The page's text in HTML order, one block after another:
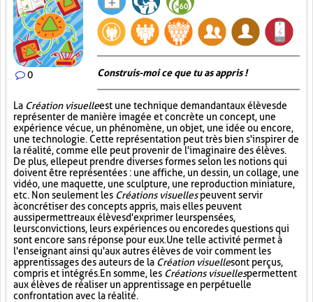
0 Construis-moi ce que tu as appris !
La Création visuelleest une technique demandant aux élèves de
représenter de manière imagée et concrète un concept, une
expérience vécue, un phénomène, un objet, une idée ou encore,
une technologie. Cette représentation peut très bien s'inspirer de
la réalité, comme elle peut provenir de l'imaginaire des élèves.
De plus, elle peut prendre diverses formes selon les notions qui
doivent être représentées : une affiche, un dessin, un collage, une
vidéo, une maquette, une sculpture, une reproduction miniature,
etc. Non seulement les Créations visuellespeuvent servir
à concrétiser des concepts appris, mais elles peuvent
aussi permettre aux élèves d'exprimer leurs pensées,
leurs convictions, leurs expériences ou encore des questions qui
sont encore sans réponse pour eux. Une telle activité permet à
l'enseignant ainsi qu'aux autres élèves de voir comment les
apprentissages des auteurs de la Création visuellesont perçus,
compris et intégrés. En somme, les Créations visuellespermettent
aux élèves de réaliser un apprentissage en perpétuelle
confrontation avec la réalité.